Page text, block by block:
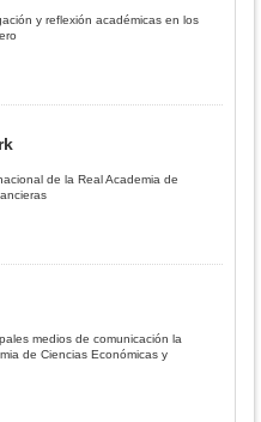
y reflexión académicas en los
de la Real Academia de
medios de comunicación la
de Ciencias Económicas y